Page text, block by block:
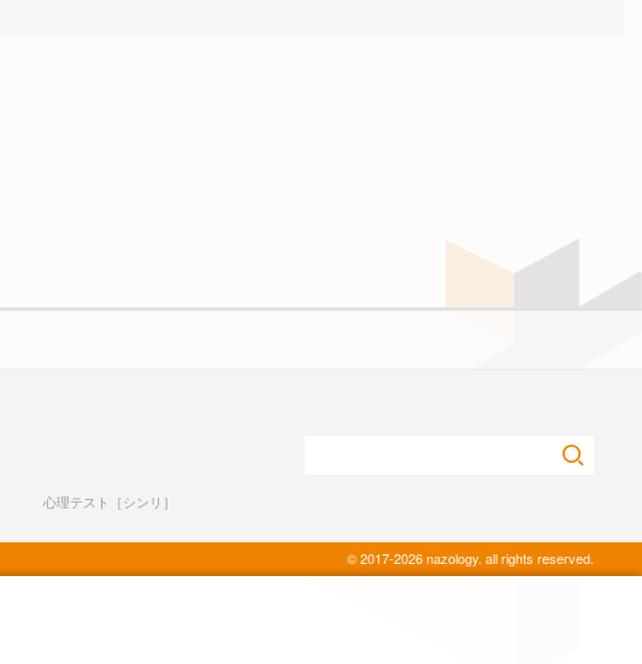
心理テスト［シンリ］
© 2017-2026 nazology. all rights reserved.